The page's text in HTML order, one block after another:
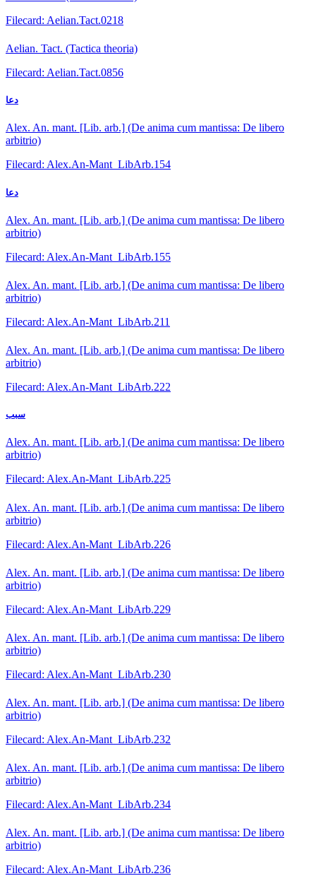
Filecard: Aelian.Tact.0218
Aelian. Tact. (Tactica theoria)
Filecard: Aelian.Tact.0856
دعا
Alex. An. mant. [Lib. arb.] (De anima cum mantissa: De libero
arbitrio)
Filecard: Alex.An-Mant_LibArb.154
دعا
Alex. An. mant. [Lib. arb.] (De anima cum mantissa: De libero
arbitrio)
Filecard: Alex.An-Mant_LibArb.155
Alex. An. mant. [Lib. arb.] (De anima cum mantissa: De libero
arbitrio)
Filecard: Alex.An-Mant_LibArb.211
Alex. An. mant. [Lib. arb.] (De anima cum mantissa: De libero
arbitrio)
Filecard: Alex.An-Mant_LibArb.222
سبب
Alex. An. mant. [Lib. arb.] (De anima cum mantissa: De libero
arbitrio)
Filecard: Alex.An-Mant_LibArb.225
Alex. An. mant. [Lib. arb.] (De anima cum mantissa: De libero
arbitrio)
Filecard: Alex.An-Mant_LibArb.226
Alex. An. mant. [Lib. arb.] (De anima cum mantissa: De libero
arbitrio)
Filecard: Alex.An-Mant_LibArb.229
Alex. An. mant. [Lib. arb.] (De anima cum mantissa: De libero
arbitrio)
Filecard: Alex.An-Mant_LibArb.230
Alex. An. mant. [Lib. arb.] (De anima cum mantissa: De libero
arbitrio)
Filecard: Alex.An-Mant_LibArb.232
Alex. An. mant. [Lib. arb.] (De anima cum mantissa: De libero
arbitrio)
Filecard: Alex.An-Mant_LibArb.234
Alex. An. mant. [Lib. arb.] (De anima cum mantissa: De libero
arbitrio)
Filecard: Alex.An-Mant_LibArb.236